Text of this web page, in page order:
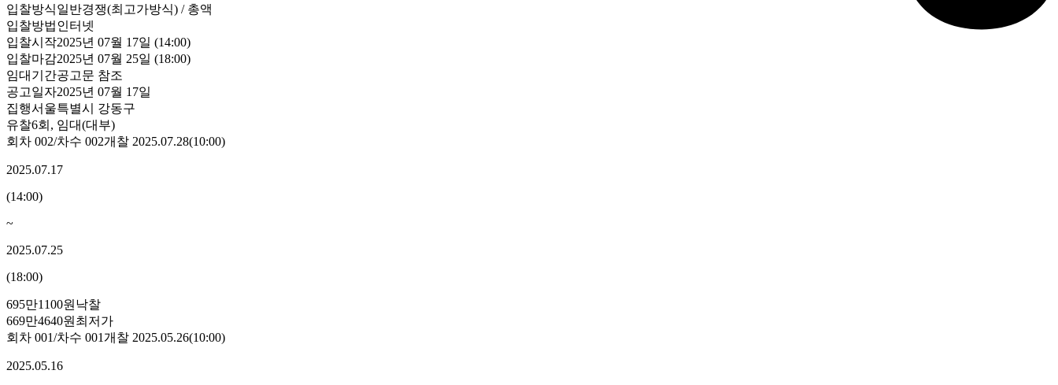
입찰방식일반경쟁(최고가방식) / 총액
입찰방법인터넷
입찰시작2025년 07월 17일 (14:00)
입찰마감2025년 07월 25일 (18:00)
임대기간공고문 참조
공고일자2025년 07월 17일
집행서울특별시 강동구
유찰6회 , 임대(대부)
회차 002/차수 002개찰 2025.07.28(10:00)
2025.07.17
(14:00)
~
2025.07.25
(18:00)
695만1100원 낙찰
669만4640원 최저가
회차 001/차수 001개찰 2025.05.26(10:00)
2025.05.16